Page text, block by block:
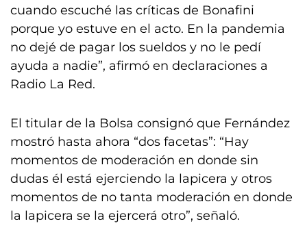
cuando escuché las críticas de Bonafini
porque yo estuve en el acto. En la pandemia
no dejé de pagar los sueldos y no le pedí
ayuda a nadie”, afirmó en declaraciones a
Radio La Red.
El titular de la Bolsa consignó que Fernández
mostró hasta ahora “dos facetas”: “Hay
momentos de moderación en donde sin
dudas él está ejerciendo la lapicera y otros
momentos de no tanta moderación en donde
la lapicera se la ejercerá otro”, señaló.